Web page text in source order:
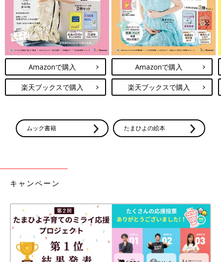
Amazonで購入
楽天ブックスで購入
Amazonで購入
楽天ブックスで購入
ムック書籍 たまひよの絵本
キャンペーン